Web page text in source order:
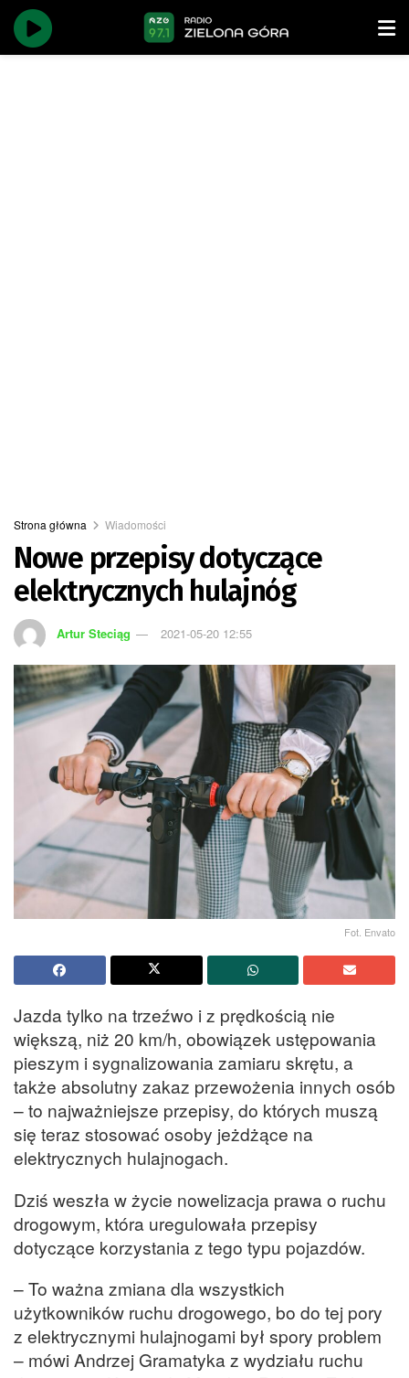
Strona główna Wiadomości
Nowe przepisy dotyczące
elektrycznych hulajnóg
Artur Steciąg 2021-05-20 12:55
Fot. Envato
Jazda tylko na trzeźwo i z prędkością nie
większą, niż 20 km/h, obowiązek ustępowania
pieszym i sygnalizowania zamiaru skrętu, a
także absolutny zakaz przewożenia innych osób
– to najważniejsze przepisy, do których muszą
się teraz stosować osoby jeżdżące na
elektrycznych hulajnogach.
Dziś weszła w życie nowelizacja prawa o ruchu
drogowym, która uregulowała przepisy
dotyczące korzystania z tego typu pojazdów.
– To ważna zmiana dla wszystkich
użytkowników ruchu drogowego, bo do tej pory
z elektrycznymi hulajnogami był spory problem
– mówi Andrzej Gramatyka z wydziału ruchu